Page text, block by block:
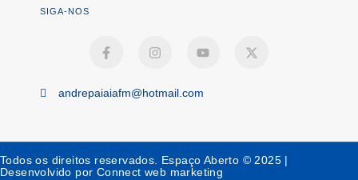
SIGA-NOS
andrepaiaiafm@hotmail.com
Todos os direitos reservados. Espaço Aberto © 2025 |
Desenvolvido por Connect web marketing